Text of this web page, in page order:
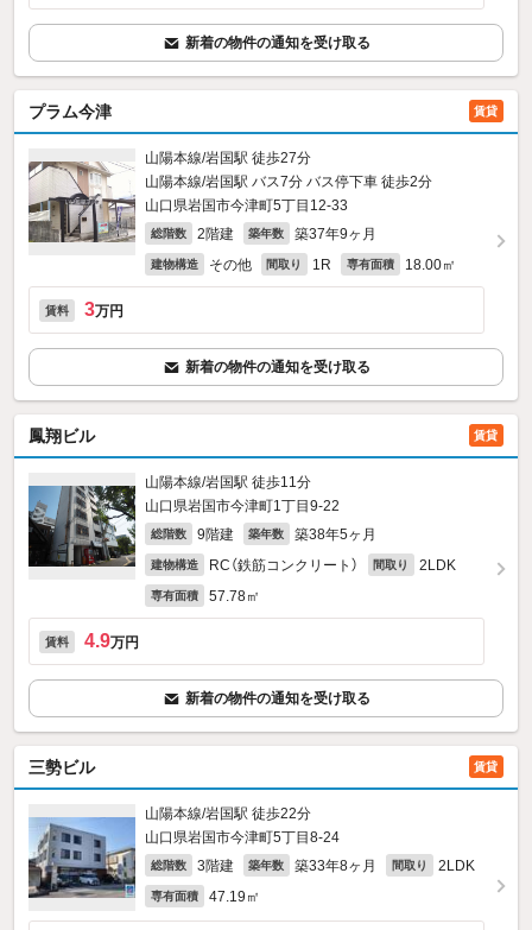
新着の物件の通知を受け取る
プラム今津 賃貸
山陽本線/岩国駅 徒歩27分
山陽本線/岩国駅 バス7分 バス停下車 徒歩2分
山口県岩国市今津町5丁目12-33
総階数 2階建 築年数 築37年9ヶ月
建物構造 その他 間取り 1R 専有面積 18.00㎡
賃料 3万円
新着の物件の通知を受け取る
鳳翔ビル 賃貸
山陽本線/岩国駅 徒歩11分
山口県岩国市今津町1丁目9-22
総階数 9階建 築年数 築38年5ヶ月
建物構造 RC（鉄筋コンクリート） 間取り 2LDK
専有面積 57.78㎡
賃料 4.9万円
新着の物件の通知を受け取る
三勢ビル 賃貸
山陽本線/岩国駅 徒歩22分
山口県岩国市今津町5丁目8-24
総階数 3階建 築年数 築33年8ヶ月 間取り 2LDK
専有面積 47.19㎡